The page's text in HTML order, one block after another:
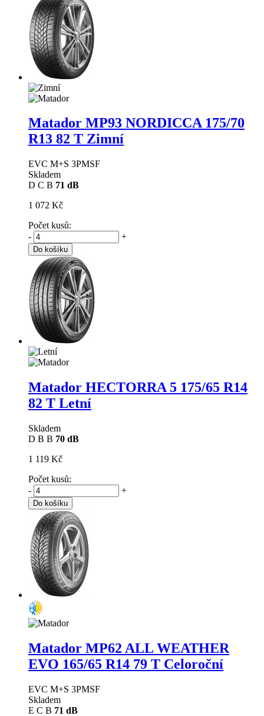
Matador MP93 NORDICCA 175/70
R13 82 T Zimní
EVC M+S 3PMSF
Skladem
D C B 71 dB
1 072 Kč
Počet kusů:
-
+
Do košíku
Matador HECTORRA 5 175/65 R14
82 T Letní
Skladem
D B B 70 dB
1 119 Kč
Počet kusů:
-
+
Do košíku
Matador MP62 ALL WEATHER
EVO 165/65 R14 79 T Celoroční
EVC M+S 3PMSF
Skladem
E C B 71 dB